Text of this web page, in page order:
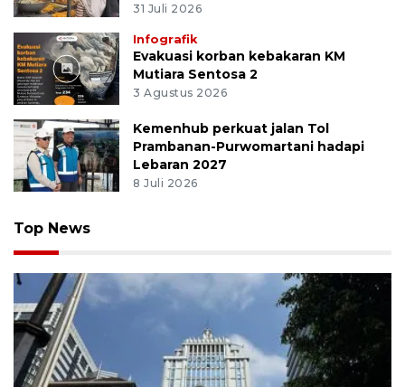
31 Juli 2026
Infografik
Evakuasi korban kebakaran KM
Mutiara Sentosa 2
3 Agustus 2026
Kemenhub perkuat jalan Tol
Prambanan-Purwomartani hadapi
Lebaran 2027
8 Juli 2026
Top News